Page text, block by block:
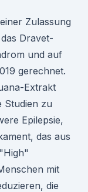
Zulassung
Dravet-
und auf
gerechnet.
Extrakt
Studien zu
Epilepsie,
das aus
mit
die